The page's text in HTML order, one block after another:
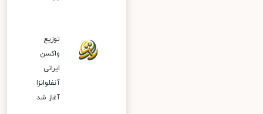
توزیع
واکسن
ایرانی
آنفلوانزا
آغاز شد